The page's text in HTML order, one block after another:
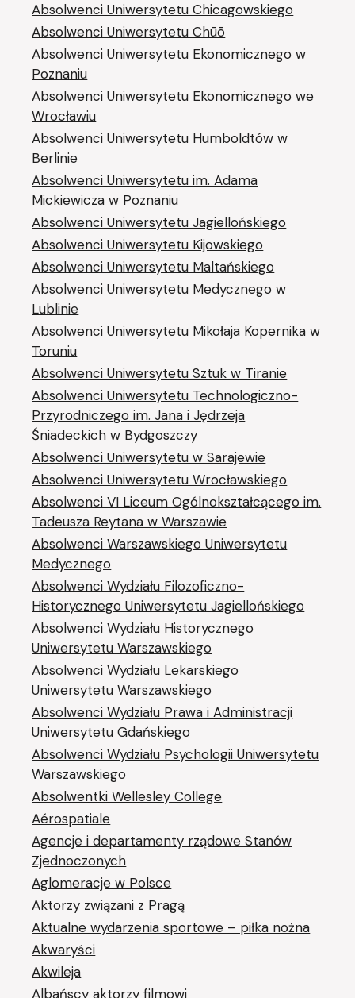
Absolwenci Uniwersytetu Chicagowskiego
Absolwenci Uniwersytetu Chūō
Absolwenci Uniwersytetu Ekonomicznego w
Poznaniu
Absolwenci Uniwersytetu Ekonomicznego we
Wrocławiu
Absolwenci Uniwersytetu Humboldtów w
Berlinie
Absolwenci Uniwersytetu im. Adama
Mickiewicza w Poznaniu
Absolwenci Uniwersytetu Jagiellońskiego
Absolwenci Uniwersytetu Kijowskiego
Absolwenci Uniwersytetu Maltańskiego
Absolwenci Uniwersytetu Medycznego w
Lublinie
Absolwenci Uniwersytetu Mikołaja Kopernika w
Toruniu
Absolwenci Uniwersytetu Sztuk w Tiranie
Absolwenci Uniwersytetu Technologiczno-
Przyrodniczego im. Jana i Jędrzeja
Śniadeckich w Bydgoszczy
Absolwenci Uniwersytetu w Sarajewie
Absolwenci Uniwersytetu Wrocławskiego
Absolwenci VI Liceum Ogólnokształcącego im.
Tadeusza Reytana w Warszawie
Absolwenci Warszawskiego Uniwersytetu
Medycznego
Absolwenci Wydziału Filozoficzno-
Historycznego Uniwersytetu Jagiellońskiego
Absolwenci Wydziału Historycznego
Uniwersytetu Warszawskiego
Absolwenci Wydziału Lekarskiego
Uniwersytetu Warszawskiego
Absolwenci Wydziału Prawa i Administracji
Uniwersytetu Gdańskiego
Absolwenci Wydziału Psychologii Uniwersytetu
Warszawskiego
Absolwentki Wellesley College
Aérospatiale
Agencje i departamenty rządowe Stanów
Zjednoczonych
Aglomeracje w Polsce
Aktorzy związani z Pragą
Aktualne wydarzenia sportowe – piłka nożna
Akwaryści
Akwileja
Albańscy aktorzy filmowi